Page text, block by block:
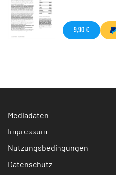
9,90 €
Mediadaten
Impressum
Nutzungsbedingungen
Datenschutz